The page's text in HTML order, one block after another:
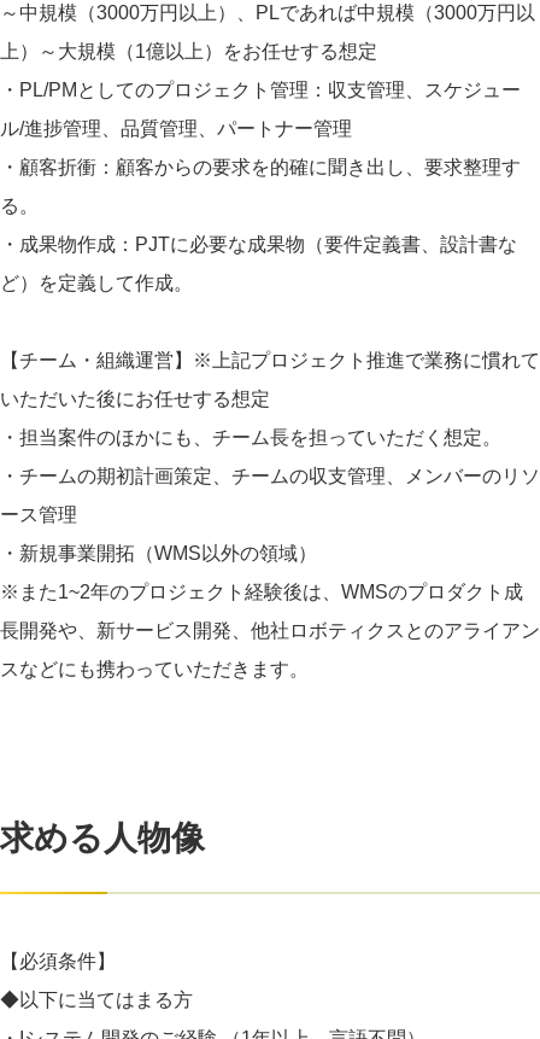
～中規模（3000万円以上）、PLであれば中規模（3000万円以
上）～大規模（1億以上）をお任せする想定
・PL/PMとしてのプロジェクト管理：収支管理、スケジュー
ル/進捗管理、品質管理、パートナー管理
・顧客折衝：顧客からの要求を的確に聞き出し、要求整理す
る。
・成果物作成：PJTに必要な成果物（要件定義書、設計書な
ど）を定義して作成。
【チーム・組織運営】※上記プロジェクト推進で業務に慣れて
いただいた後にお任せする想定
・担当案件のほかにも、チーム長を担っていただく想定。
・チームの期初計画策定、チームの収支管理、メンバーのリソ
ース管理
・新規事業開拓（WMS以外の領域）
※また1~2年のプロジェクト経験後は、WMSのプロダクト成
長開発や、新サービス開発、他社ロボティクスとのアライアン
スなどにも携わっていただきます。
求める人物像
【必須条件】
◆以下に当てはまる方